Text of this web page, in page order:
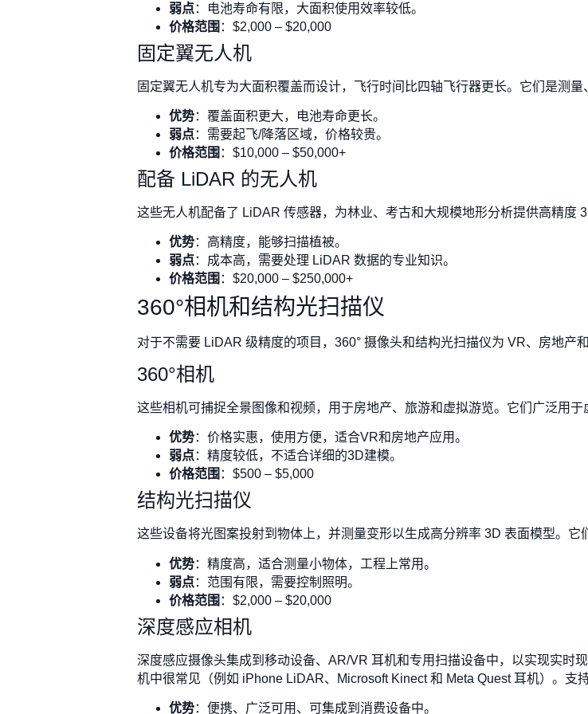
弱点：电池寿命有限，大面积使用效率较低。
价格范围 ：$2,000 – $20,000
固定翼无人机
固定翼无人机专为大面积覆盖而设计，飞行时间比四轴飞行器更长。它们是测量
优势：覆盖面积更大，电池寿命更长。
弱点：需要起飞/降落区域，价格较贵。
价格范围 ：$10,000 – $50,000+
配备 LiDAR 的无人机
这些无人机配备了 LiDAR 传感器，为林业、考古和大规模地形分析提供高精度
优势：高精度，能够扫描植被。
弱点：成本高，需要处理 LiDAR 数据的专业知识。
价格范围 ：$20,000 – $250,000+
360°相机和结构光扫描仪
对于不需要 LiDAR 级精度的项目，360° 摄像头和结构光扫描仪为 VR、房地产
360°相机
这些相机可捕捉全景图像和视频，用于房地产、旅游和虚拟游览。它们广泛用于
优势：价格实惠，使用方便，适合VR和房地产应用。
弱点：精度较低，不适合详细的3D建模。
价格范围 ：$500 – $5,000
结构光扫描仪
这些设备将光图案投射到物体上，并测量变形以生成高分辨率 3D 表面模型。它
优势：精度高，适合测量小物体，工程上常用。
弱点：范围有限，需要控制照明。
价格范围 ：$2,000 – $20,000
深度感应相机
深度感应摄像头集成到移动设备、AR/VR 耳机和专用扫描设备中，以实现实时
机中很常见（例如 iPhone LiDAR、Microsoft Kinect 和 Meta Quest 耳机）。支
优势：便携、广泛可用、可集成到消费设备中。